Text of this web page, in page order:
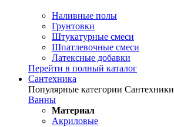
Наливные полы
Грунтовки
Штукатурные смеси
Шпатлевочные смеси
Латексные добавки
Перейти в полный каталог
Сантехника
Популярные категории Сантехники
Ванны
Материал
Акриловые